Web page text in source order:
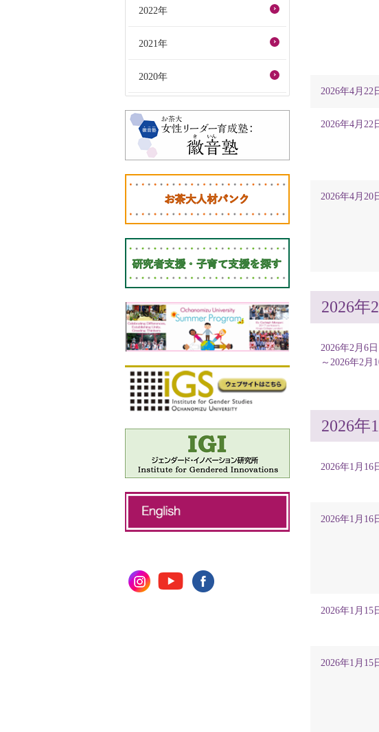
2026年4月22
2026年4月22
2026年4月20
2026年
2026年2月6日
～2026年2月
2026年
2026年1月16
2026年1月16
2026年1月15
2026年1月15
2022年
2021年
2020年